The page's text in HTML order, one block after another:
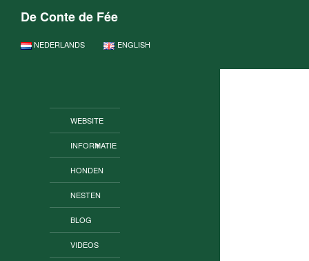
De Conte de Fée
NEDERLANDS
ENGLISH
WEBSITE
INFORMATIE
HONDEN
NESTEN
BLOG
VIDEOS